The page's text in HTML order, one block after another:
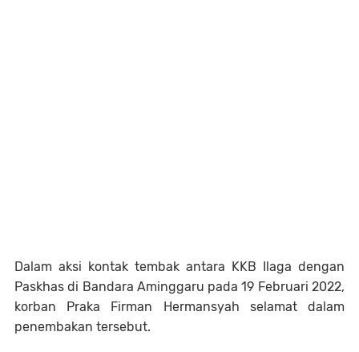
Dalam aksi kontak tembak antara KKB Ilaga dengan
Paskhas di Bandara Aminggaru pada 19 Februari 2022,
korban Praka Firman Hermansyah selamat dalam
penembakan tersebut.